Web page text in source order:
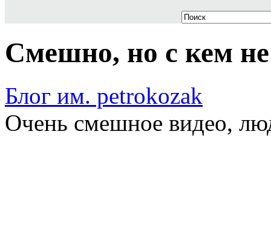
Смешно, но с кем
Блог им. petrokozak
Очень смешное видео,